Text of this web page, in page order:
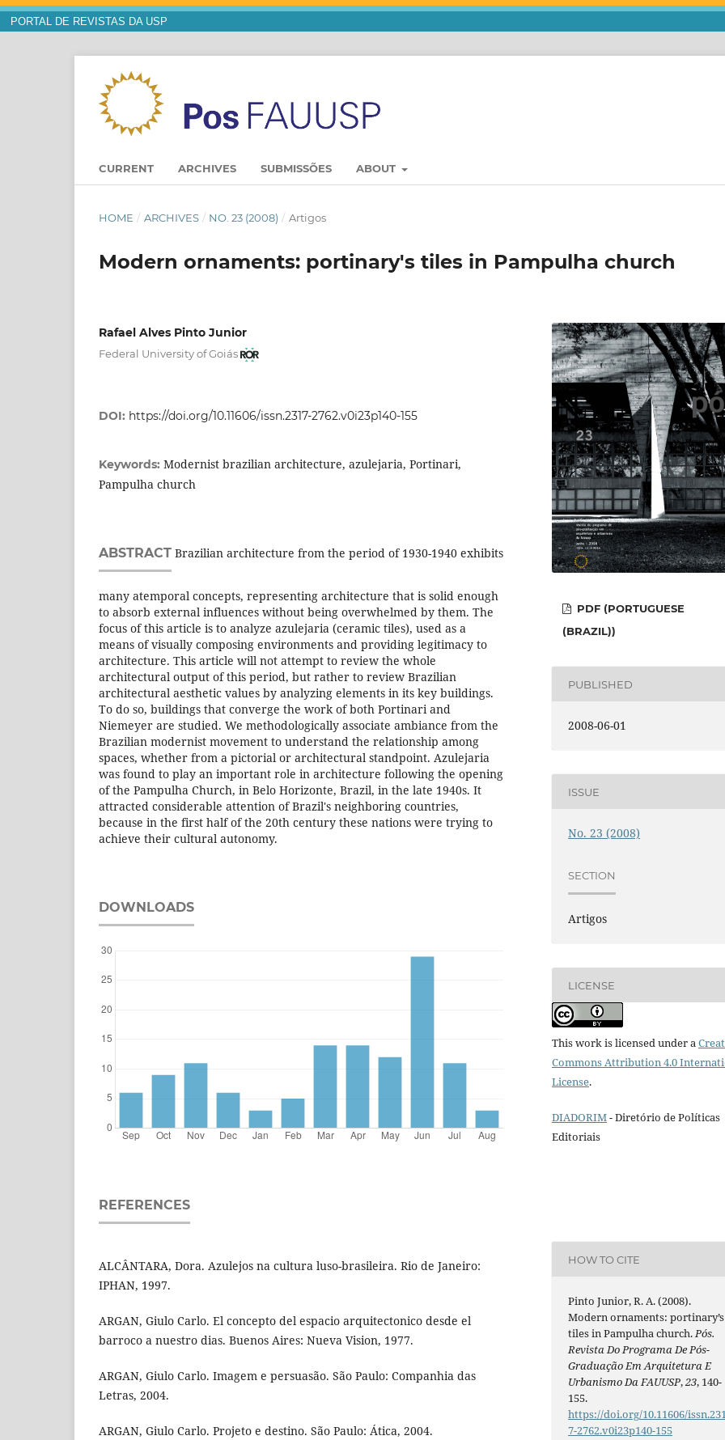
PORTAL DE REVISTAS DA USP
CURRENT ARCHIVES SUBMISSÕES ABOUT
HOME / ARCHIVES / NO. 23 (2008) / Artigos
Modern ornaments: portinary's tiles in Pampulha church
Rafael Alves Pinto Junior
Federal University of Goiás
DOI: https://doi.org/10.11606/issn.2317-2762.v0i23p140-155
Keywords: Modernist brazilian architecture, azulejaria, Portinari,
Pampulha church
ABSTRACT Brazilian architecture from the period of 1930-1940 exhibits
many atemporal concepts, representing architecture that is solid enough
to absorb external influences without being overwhelmed by them. The
focus of this article is to analyze azulejaria (ceramic tiles), used as a
means of visually composing environments and providing legitimacy to
architecture. This article will not attempt to review the whole
architectural output of this period, but rather to review Brazilian
architectural aesthetic values by analyzing elements in its key buildings.
To do so, buildings that converge the work of both Portinari and
Niemeyer are studied. We methodologically associate ambiance from the
Brazilian modernist movement to understand the relationship among
spaces, whether from a pictorial or architectural standpoint. Azulejaria
was found to play an important role in architecture following the opening
of the Pampulha Church, in Belo Horizonte, Brazil, in the late 1940s. It
attracted considerable attention of Brazil's neighboring countries,
because in the first half of the 20th century these nations were trying to
achieve their cultural autonomy.
DOWNLOADS
REFERENCES
ALCÂNTARA, Dora. Azulejos na cultura luso-brasileira. Rio de Janeiro:
IPHAN, 1997.
ARGAN, Giulo Carlo. El concepto del espacio arquitectonico desde el
barroco a nuestro dias. Buenos Aires: Nueva Vision, 1977.
ARGAN, Giulo Carlo. Imagem e persuasão. São Paulo: Companhia das
Letras, 2004.
ARGAN, Giulo Carlo. Projeto e destino. São Paulo: Ática, 2004.
PDF (PORTUGUESE
(BRAZIL))
PUBLISHED
2008-06-01
ISSUE
No. 23 (2008)
SECTION
Artigos
LICENSE
This work is licensed under a
Commons Attribution 4.0
License.
DIADORIM- Diretório de Políticas
Editoriais
HOW TO CITE
Pinto Junior, R. A. (2008).
Modern ornaments: portinary’s
tiles in Pampulha church.Pós.
Revista Do Programa De Pós-
Graduação Em Arquitetura E
Urbanismo Da FAUUSP,23, 140-
155.
https://doi.org/10.11606/
7-2762.v0i23p140-155